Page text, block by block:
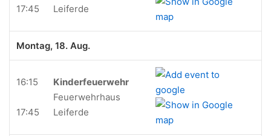
17:45
Leiferde
Montag, 18. Aug.
16:15
17:45
Kinderfeuerwehr
Feuerwehrhaus
Leiferde